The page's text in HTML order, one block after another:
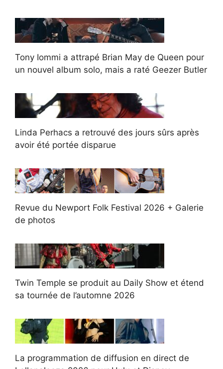
Tony Iommi a attrapé Brian May de Queen pour
un nouvel album solo, mais a raté Geezer Butler
Linda Perhacs a retrouvé des jours sûrs après
avoir été portée disparue
Revue du Newport Folk Festival 2026 + Galerie
de photos
Twin Temple se produit au Daily Show et étend
sa tournée de l’automne 2026
La programmation de diffusion en direct de